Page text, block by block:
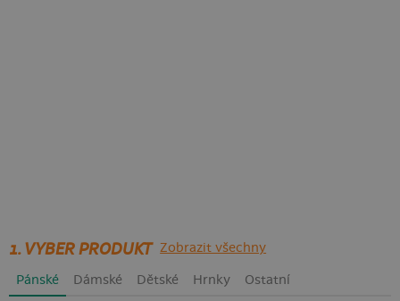
1. VYBER PRODUKT Zobrazit všechny
Pánské Dámské Dětské Hrnky Ostatní